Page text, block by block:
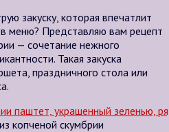
закуску, которая впечатлит
меню? Представляю вам рецепт
— сочетание нежного
Такая закуска
праздничного стола или
копченой скумбрии